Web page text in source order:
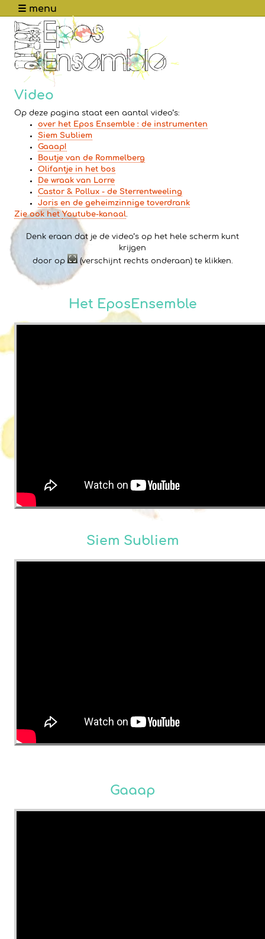
☰ menu
Video
Op deze pagina staat een aantal video’s:
over het Epos Ensemble : de instrumenten
Siem Subliem
Gaaap!
Boutje van de Rommelberg
Olifantje in het bos
De wraak van Lorre
Castor & Pollux - de Sterrentweeling
Joris en de geheimzinnige toverdrank
Zie ook hetYoutube-kanaal.
Denk eraan dat je de video’s op het hele scherm kunt
krijgen
door op
(verschijnt rechts onderaan) te klikken.
Het EposEnsemble
Siem Subliem
Gaaap